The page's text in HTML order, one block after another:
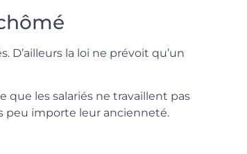
D’ailleurs la loi ne prévoit qu’un
que les salariés ne travaillent pas
peu importe leur ancienneté.